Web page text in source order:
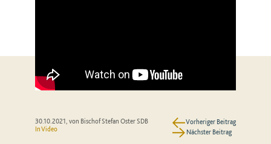
30.10.2021 , von Bischof Stefan Oster SDB
In Video
Vorheriger Beitrag
Nächster Beitrag